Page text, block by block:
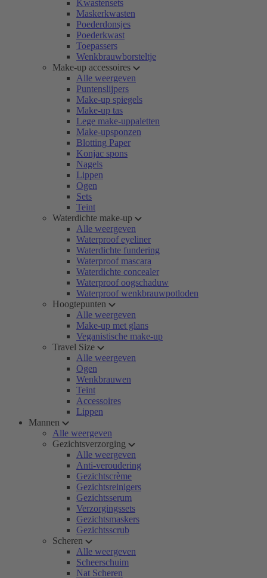
Kwastensets
Maskerkwasten
Poederdonsjes
Poederkwast
Toepassers
Wenkbrauwborsteltje
Make-up accessoires
Alle weergeven
Puntenslijpers
Make-up spiegels
Make-up tas
Lege make-uppaletten
Make-upsponzen
Blotting Paper
Konjac spons
Nagels
Lippen
Ogen
Sets
Teint
Waterdichte make-up
Alle weergeven
Waterproof eyeliner
Waterdichte fundering
Waterproof mascara
Waterdichte concealer
Waterproof oogschaduw
Waterproof wenkbrauwpotloden
Hoogtepunten
Alle weergeven
Make-up met glans
Veganistische make-up
Travel Size
Alle weergeven
Ogen
Wenkbrauwen
Teint
Accessoires
Lippen
Mannen
Alle weergeven
Gezichtsverzorging
Alle weergeven
Anti-veroudering
Gezichtscrème
Gezichtsreinigers
Gezichtsserum
Verzorgingssets
Gezichtsmaskers
Gezichtsscrub
Scheren
Alle weergeven
Scheerschuim
Nat Scheren